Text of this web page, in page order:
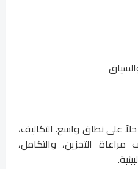
على نطاق واسع. التكاليف،
مراعاة التخزين، والتكامل،